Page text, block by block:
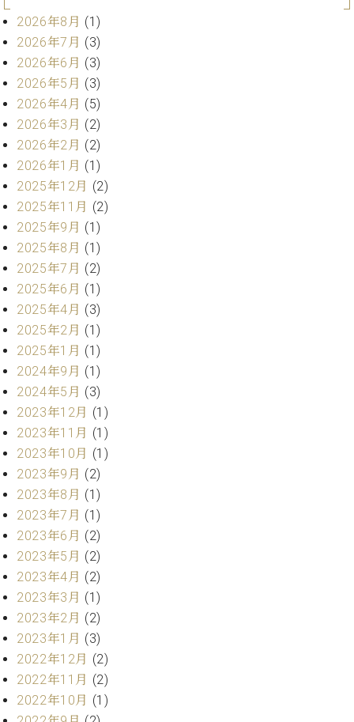
ピ
ア
ノ
ベ
ヒ
シ
ュ
タ
イ
ン
レ
ジ
デ
ン
ス
ッ
プ
ラ
イ
ト
ピ
ア
ノ
C.
ベ
ヒ
シ
ュ
タ
イ
ン
ア
カ
デ
ミ
ー
レン
タル
ホー
ル・
スタ
空き
状況
動
画
収
ー
ビ
ス
音
楽
室
ピ
ア
ノ
の
シ
ェ
ル
ジ
ュ
ク
セ
ス
セン
トラ
ム東
京の
ご案
2026年8月 (1)
2026年7月 (3)
2026年6月 (3)
2026年5月 (3)
2026年4月 (5)
2026年3月 (2)
2026年2月 (2)
2026年1月 (1)
2025年12月 (2)
2025年11月 (2)
2025年9月 (1)
2025年8月 (1)
2025年7月 (2)
2025年6月 (1)
2025年4月 (3)
2025年2月 (1)
2025年1月 (1)
2024年9月 (1)
2024年5月 (3)
2023年12月 (1)
2023年11月 (1)
2023年10月 (1)
2023年9月 (2)
2023年8月 (1)
2023年7月 (1)
2023年6月 (2)
2023年5月 (2)
2023年4月 (2)
2023年3月 (1)
2023年2月 (2)
2023年1月 (3)
2022年12月 (2)
2022年11月 (2)
2022年10月 (1)